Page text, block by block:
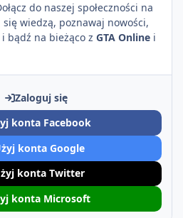
do naszej społeczności na
się wiedzą, poznawaj nowości,
bądź na bieżąco z GTA Online i
Zaloguj się
konta Facebook
konta Google
konta Twitter
konta Microsoft